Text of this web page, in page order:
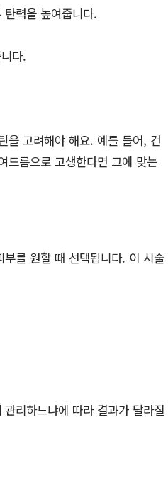
력을 높여줍니다.
다.
을 고려해야 해요. 예를 들어, 건
드름으로 고생한다면 그에 맞는
를 원할 때 선택됩니다. 이 시술
리하느냐에 따라 결과가 달라질